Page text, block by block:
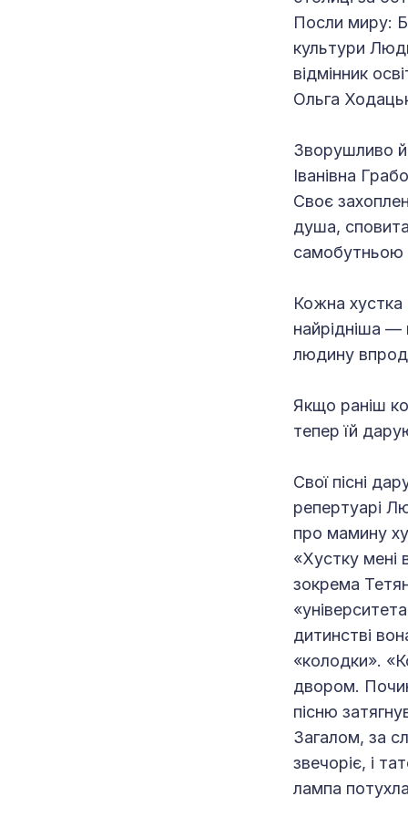
Посли миру:
культури
відмінник
Ольга
Зворушливо
Іванівна
Своє
душа,
самобутньою
Кожна хустка
найрідніша —
людину
Якщо раніш
тепер їй
Свої пісні
репертуарі
про мамину
«Хустку мені
зокрема
дитинстві
«колодки».
двором.
пісню
Загалом, за
звечоріє, і
лампа